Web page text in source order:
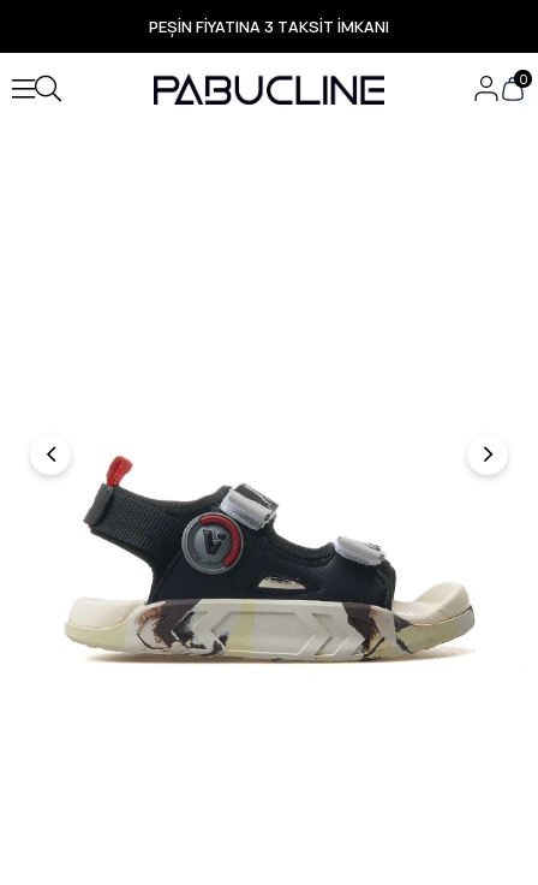
PEŞİN FİYATINA 3 TAKSİT İMKANI
TÜM ÜRÜNLERDE ÜCRETSİZ KARGO
Yeni Sezon Ürünlerde Özel Fırsatlar
Seçili Ürünlerde Hızlı Teslimat
0